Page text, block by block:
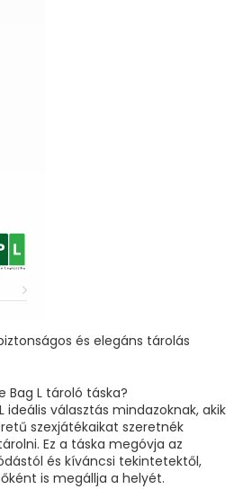
és elegáns tárolás
Bag L tároló táska?
ideális választás mindazoknak, akik
szexjátékaikat szeretnék
Ez a táska megóvja az
és kíváncsi tekintetektől,
is megállja a helyét.